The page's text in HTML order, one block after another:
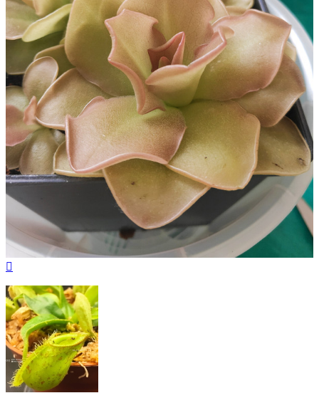
началу